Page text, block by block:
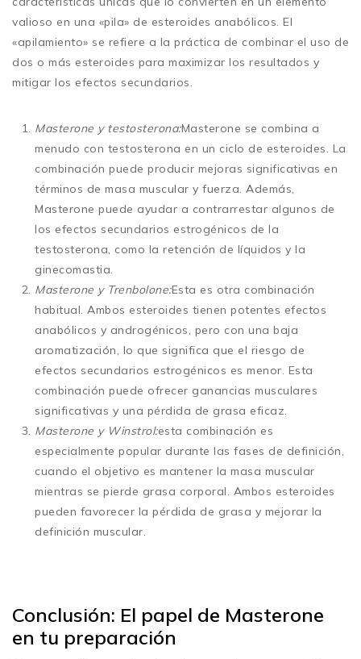
valioso en una «pila» de esteroides anabólicos. El
«apilamiento» se refiere a la práctica de combinar el uso de
dos o más esteroides para maximizar los resultados y
mitigar los efectos secundarios.
Masterone y testosterona:Masterone se combina a
menudo con testosterona en un ciclo de esteroides. La
combinación puede producir mejoras significativas en
términos de masa muscular y fuerza. Además,
Masterone puede ayudar a contrarrestar algunos de
los efectos secundarios estrogénicos de la
testosterona, como la retención de líquidos y la
ginecomastia.
Masterone y Trenbolone:Esta es otra combinación
habitual. Ambos esteroides tienen potentes efectos
anabólicos y androgénicos, pero con una baja
aromatización, lo que significa que el riesgo de
efectos secundarios estrogénicos es menor. Esta
combinación puede ofrecer ganancias musculares
significativas y una pérdida de grasa eficaz.
Masterone y Winstrol:esta combinación es
especialmente popular durante las fases de definición,
cuando el objetivo es mantener la masa muscular
mientras se pierde grasa corporal. Ambos esteroides
pueden favorecer la pérdida de grasa y mejorar la
definición muscular.
Conclusión: El papel de Masterone
en tu preparación